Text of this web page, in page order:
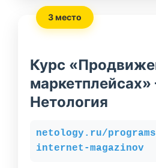
3 место
Курс
Нетология
netology.ru/
internet-magazinov